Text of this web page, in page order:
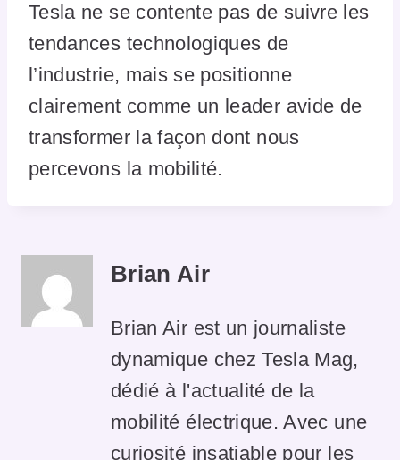
Tesla ne se contente pas de suivre les
tendances technologiques de
l’industrie, mais se positionne
clairement comme un leader avide de
transformer la façon dont nous
percevons la mobilité.
Brian Air
Brian Air est un journaliste
dynamique chez Tesla Mag,
dédié à l'actualité de la
mobilité électrique. Avec une
curiosité insatiable pour les